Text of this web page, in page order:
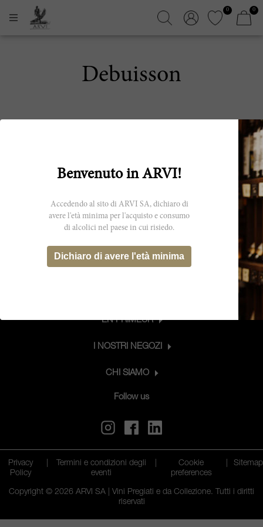
0 0
Debuisson
ISCRIVITI ALLA NEWSLETTER
CONNETTITI CON NOI
EN PRIMEUR
I NOSTRI NEGOZI
CHI SIAMO
Follow us
Privacy
Policy
Termini e condizioni degli
eventi
Cookie
preferences
Sitemap
Copyright © 2026 ARVI SA | Vini Pregiati e da Collezione. Tutti i diritti
riservati
Benvenuto in ARVI!
Accedendo al sito di ARVI SA, dichiaro di
avere l'età minima per l'acquisto e consumo
di alcolici nel paese in cui risiedo.
Dichiaro di avere l'età minima